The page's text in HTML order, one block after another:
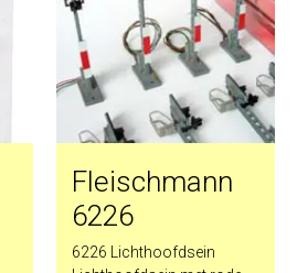
Fleischmann
6226
6226 Lichthoofdsein